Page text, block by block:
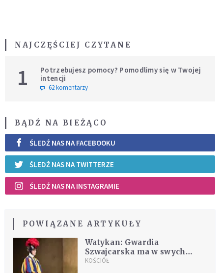
NAJCZĘŚCIEJ CZYTANE
1
Potrzebujesz pomocy? Pomodlimy się w Twojej
intencji
62 komentarzy
BĄDŹ NA BIEŻĄCO
ŚLEDŹ NAS NA FACEBOOKU
ŚLEDŹ NAS NA TWITTERZE
ŚLEDŹ NAS NA INSTAGRAMIE
POWIĄZANE ARTYKUŁY
Watykan: Gwardia
Szwajcarska ma w swych
szeregach Filipińczyka
KOŚCIÓŁ